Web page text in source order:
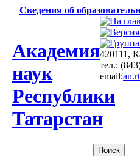
Сведения об
Академия
наук
Республики
Татарстан
420111,
тел.:
email: